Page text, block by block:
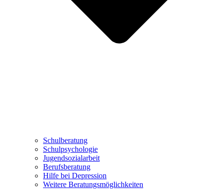
Schulberatung
Schulpsychologie
Jugendsozialarbeit
Berufsberatung
Hilfe bei Depression
Weitere Beratungsmöglichkeiten